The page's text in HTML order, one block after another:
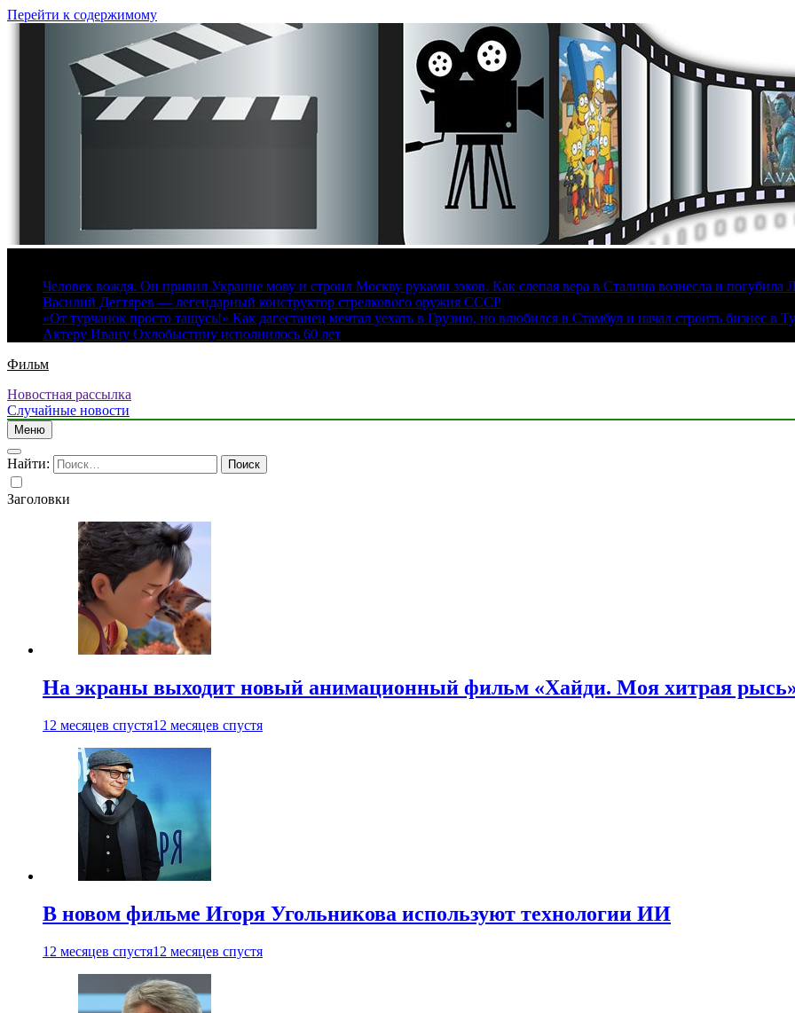
Перейти к содержимому
Человек вождя. Он привил Украине мову и строил Москву руками зэков. Как слепая вера в Сталина вознесла и погубила
Василий Дегтярев — легендарный конструктор стрелкового оружия СССР
«От турчанок просто тащусь!» Как дагестанец мечтал уехать в Грузию, но влюбился в Стамбул и начал строить бизнес в
Актеру Ивану Охлобыстину исполнилось 60 лет
Фильм
Новостная рассылка
Случайные новости
Меню
Найти:
Заголовки
На экраны выходит новый анимационный фильм «Хайди. Моя хитрая
12 месяцев спустя12 месяцев спустя
В новом фильме Игоря Угольникова используют технологии ИИ
12 месяцев спустя12 месяцев спустя